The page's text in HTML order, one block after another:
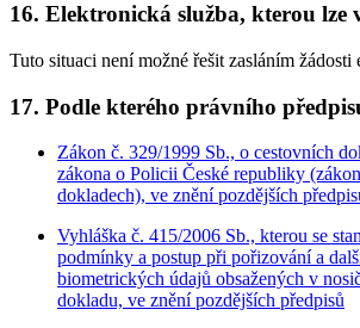
16. Elektronická služba, kterou lze
Tuto situaci není možné řešit zasláním
17. Podle kterého právního
Zákon č. 329/1999 Sb., o cestovních
zákona o Policii České republiky
dokladech), ve znění pozdějších
Vyhláška č. 415/2006 Sb., kterou se
podmínky a postup při pořizování a
biometrických údajů obsažených v
dokladu, ve znění pozdějších předpisů